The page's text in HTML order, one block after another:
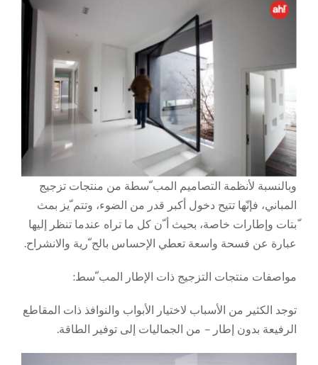
وبالنسبة لأنظمة التصاميم المب ّسطة من منتجات تزجيج
المباني، فإنّها تتيح دخول أكبر قدر من الضوء، وتتم ّيز بمث
ّبتات وإطارات خاصة، بحيث أ ّن كل ما تراه عندما تنظر إليها
عبارة عن فسحة واسعة تعطي الإحساس بالح ّرية والانشراح.
مواصفات منتجات التزجيج ذات الإطار المب ّسط:
توجد الكثير من الأسباب لاختيار الأبواب والنوافذ ذات المقاطع
الرفيعة بدون إطار – من الجماليات إلى توفير الطاقة.